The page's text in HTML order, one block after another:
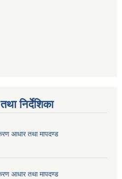
निर्देशिका
आधार तथा मापदण्ड
आधार तथा मापदण्ड